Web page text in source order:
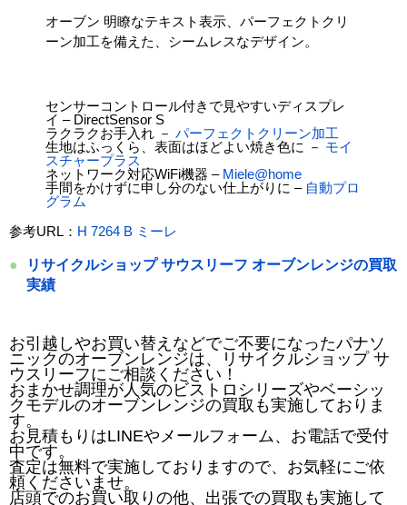
オーブン 明瞭なテキスト表示、パーフェクトクリ
ーン加工を備えた、シームレスなデザイン。
センサーコントロール付きで見やすいディスプレ
イ – DirectSensor S
ラクラクお手入れ － パーフェクトクリーン加工
生地はふっくら、表面はほどよい焼き色に － モイ
スチャープラス
ネットワーク対応WiFi機器 – Miele@home
手間をかけずに申し分のない仕上がりに – 自動プロ
グラム
参考URL： H 7264 B ミーレ
リサイクルショップ サウスリーフ オーブンレンジの買取
実績
お引越しやお買い替えなどでご不要になったパナソ
ニックのオーブンレンジは、リサイクルショップ サ
ウスリーフにご相談ください！
おまかせ調理が人気のビストロシリーズやベーシッ
クモデルのオーブンレンジの買取も実施しておりま
す。
お見積もりはLINEやメールフォーム、お電話で受付
中です。
査定は無料で実施しておりますので、お気軽にご依
頼くださいませ。
店頭でのお買い取りの他、出張での買取も実施して